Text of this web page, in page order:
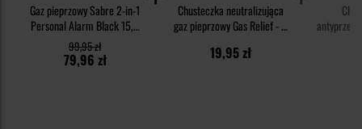
Gaz pieprzowy Sabre 2-in-1
Personal Alarm Black 15,9
ml - żel
79,96 zł
99,95 zł
Chusteczka neutralizująca
gaz pieprzowy Gas Relief - 3
19,95 zł